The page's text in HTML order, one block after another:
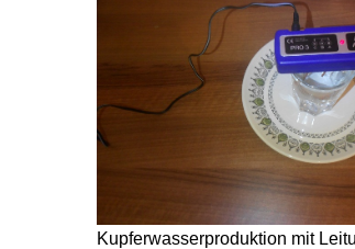
Kupferwasserproduktion mit